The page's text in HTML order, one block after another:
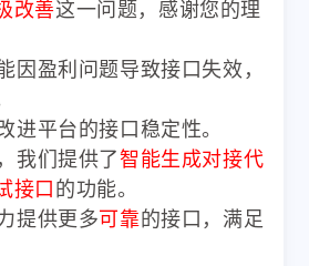
改善这一问题，感谢您的理
因盈利问题导致接口失效，
进平台的接口稳定性。
我们提供了智能生成对接代
接口 的功能。
提供更多可靠的接口，满足